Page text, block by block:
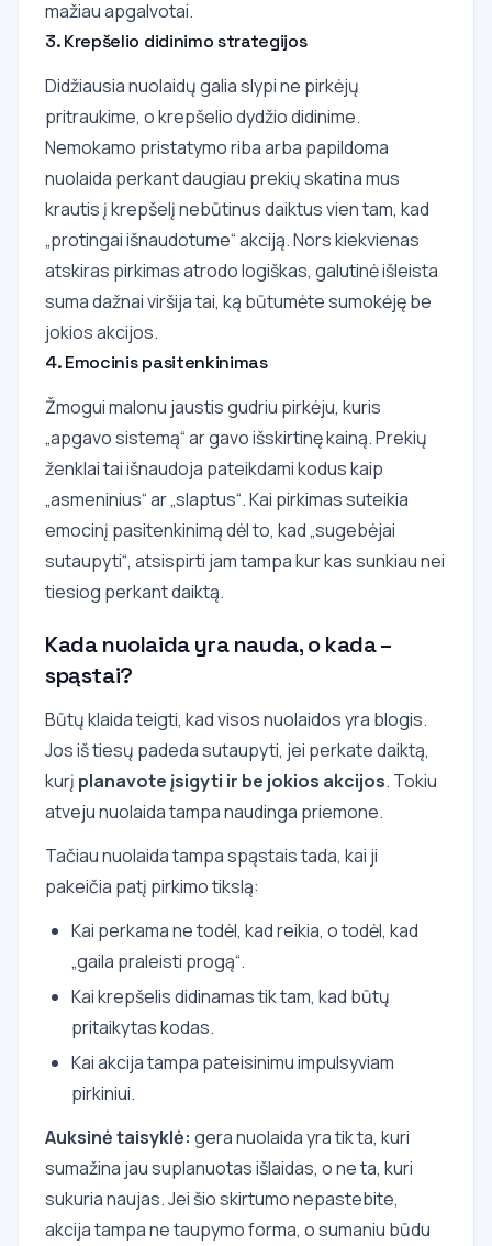
mažiau apgalvotai.
3. Krepšelio didinimo strategijos
Didžiausia nuolaidų galia slypi ne pirkėjų
pritraukime, o krepšelio dydžio didinime.
Nemokamo pristatymo riba arba papildoma
nuolaida perkant daugiau prekių skatina mus
krautis į krepšelį nebūtinus daiktus vien tam, kad
„protingai išnaudotume“ akciją. Nors kiekvienas
atskiras pirkimas atrodo logiškas, galutinė išleista
suma dažnai viršija tai, ką būtumėte sumokėję be
jokios akcijos.
4. Emocinis pasitenkinimas
Žmogui malonu jaustis gudriu pirkėju, kuris
„apgavo sistemą“ ar gavo išskirtinę kainą. Prekių
ženklai tai išnaudoja pateikdami kodus kaip
„asmeninius“ ar „slaptus“. Kai pirkimas suteikia
emocinį pasitenkinimą dėl to, kad „sugebėjai
sutaupyti“, atsispirti jam tampa kur kas sunkiau nei
tiesiog perkant daiktą.
Kada nuolaida yra nauda, o kada –
spąstai?
Būtų klaida teigti, kad visos nuolaidos yra blogis.
Jos iš tiesų padeda sutaupyti, jei perkate daiktą,
kurį planavote įsigyti ir be jokios akcijos. Tokiu
atveju nuolaida tampa naudinga priemone.
Tačiau nuolaida tampa spąstais tada, kai ji
pakeičia patį pirkimo tikslą:
Kai perkama ne todėl, kad reikia, o todėl, kad
„gaila praleisti progą“.
Kai krepšelis didinamas tik tam, kad būtų
pritaikytas kodas.
Kai akcija tampa pateisinimu impulsyviam
pirkiniui.
Auksinė taisyklė: gera nuolaida yra tik ta, kuri
sumažina jau suplanuotas išlaidas, o ne ta, kuri
sukuria naujas. Jei šio skirtumo nepastebite,
akcija tampa ne taupymo forma, o sumaniu būdu